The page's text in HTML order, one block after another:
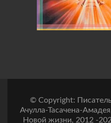
© Copyright:
Ачулла-Тасачена-
Новой жизни, 2012 -